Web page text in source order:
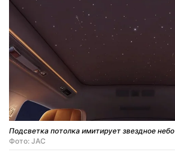
Подсветка потолка имитирует звездное небо
Фото: JAC